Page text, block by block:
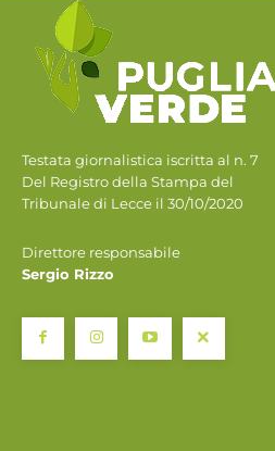
Testata giornalistica iscritta al n. 7
Del Registro della Stampa del
Tribunale di Lecce il 30/10/2020
Direttore responsabile
Sergio Rizzo